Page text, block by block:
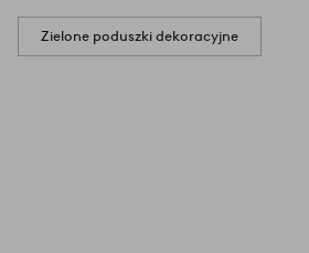
Zielone poduszki dekoracyjne